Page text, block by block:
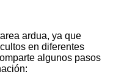
ardua, ya que
en diferentes
algunos pasos